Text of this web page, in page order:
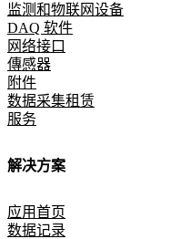
监测和物联网设备
DAQ 软件
网络接口
傳感器
附件
数据采集租赁
服务
解决方案
应用首页
数据记录